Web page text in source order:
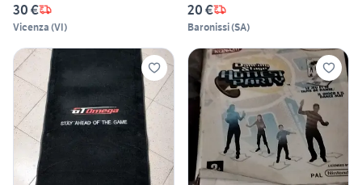
30 €
Vicenza (VI)
20 €
Baronissi(SA)